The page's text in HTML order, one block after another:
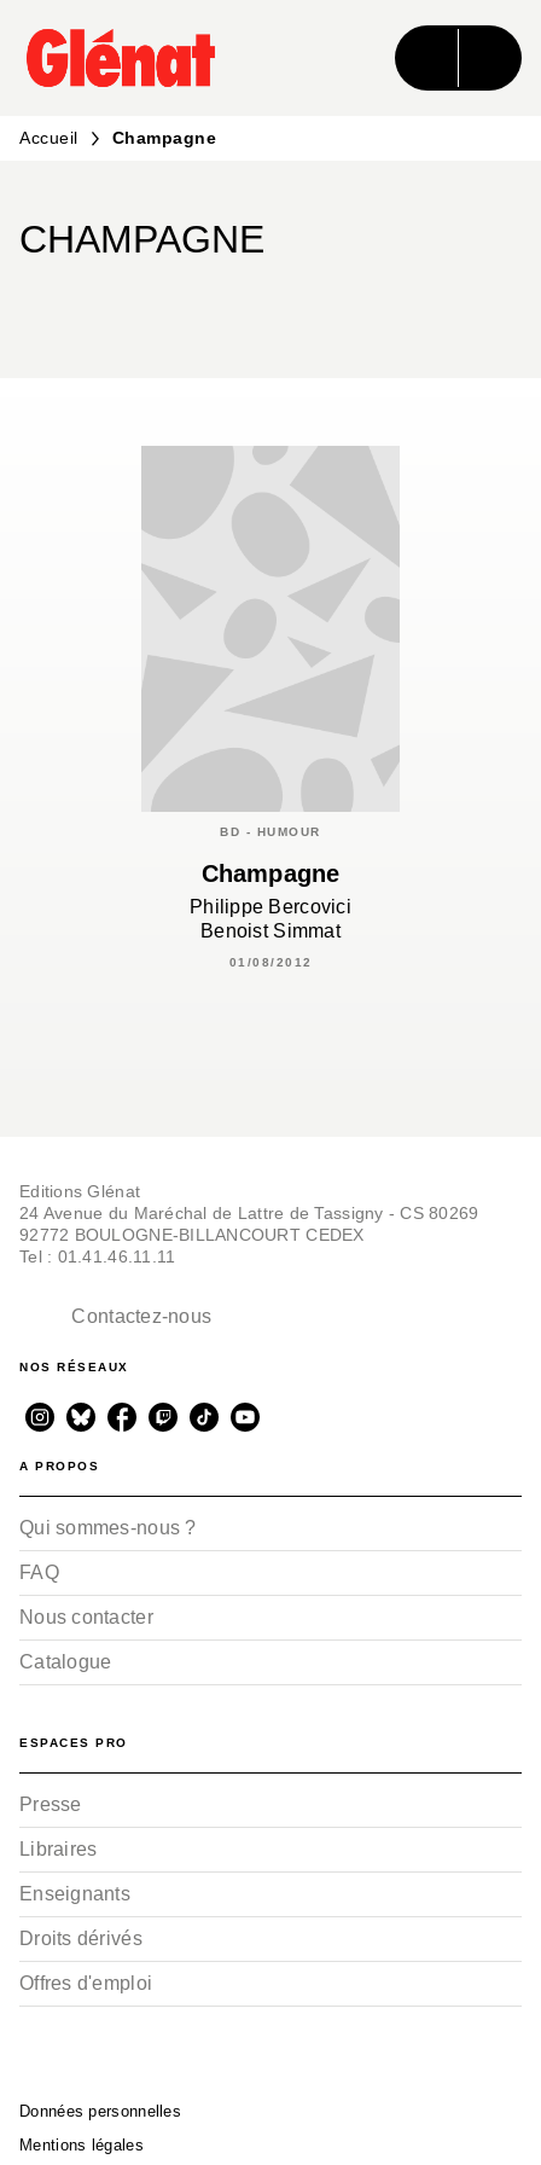
MENU RECHERCHE CONTENU
PIED DE PAGE
Accueil Champagne
CHAMPAGNE
BD - HUMOUR
Champagne
Philippe Bercovici
Benoist Simmat
01/08/2012
Editions Glénat
24 Avenue du Maréchal de Lattre de Tassigny - CS 80269
92772 BOULOGNE-BILLANCOURT CEDEX
Tel : 01.41.46.11.11
Contactez-nous
NOS RÉSEAUX
A PROPOS
Qui sommes-nous ?
FAQ
Nous contacter
Catalogue
ESPACES PRO
Presse
Libraires
Enseignants
Droits dérivés
Offres d'emploi
Données personnelles
Mentions légales